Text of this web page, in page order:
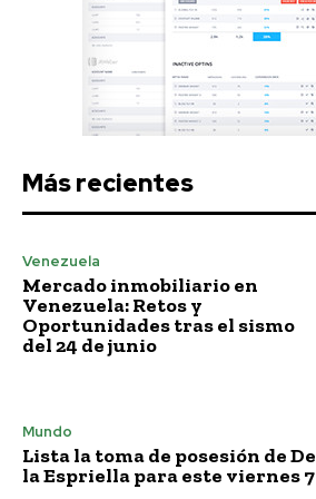
Más recientes
Venezuela
Mercado inmobiliario en
Venezuela: Retos y
Oportunidades tras el sismo
del 24 de junio
Mundo
Lista la toma de posesión de De
la Espriella para este viernes 7